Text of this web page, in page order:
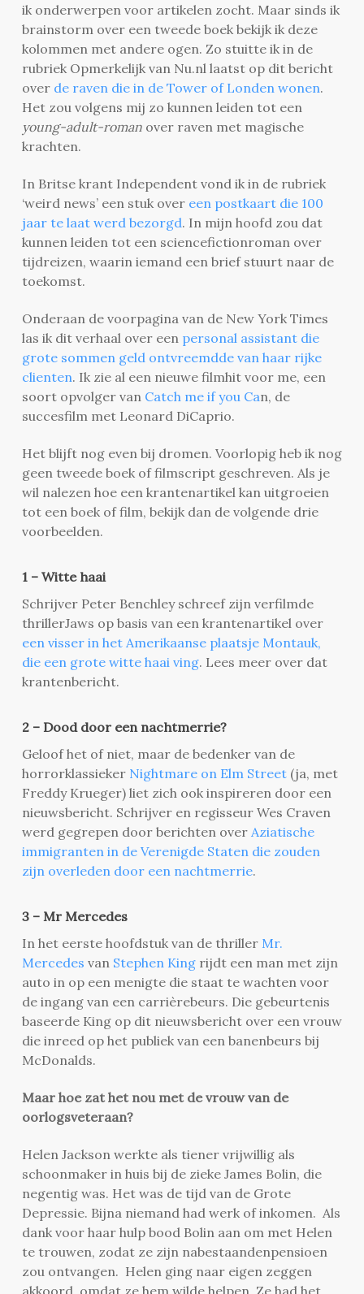
ik onderwerpen voor artikelen zocht. Maar sinds ik
brainstorm over een tweede boek bekijk ik deze
kolommen met andere ogen. Zo stuitte ik in de
rubriek Opmerkelijk van Nu.nl laatst op dit bericht
over de raven die in de Tower of Londen wonen.
Het zou volgens mij zo kunnen leiden tot een
young-adult-romanover raven met magische
krachten.
In Britse krant Independent vond ik in de rubriek
‘weird news’ een stuk over een postkaart die 100
jaar te laat werd bezorgd. In mijn hoofd zou dat
kunnen leiden tot een sciencefictionroman over
tijdreizen, waarin iemand een brief stuurt naar de
toekomst.
Onderaan de voorpagina van de New York Times
las ik dit verhaal over een personal assistant die
grote sommen geld ontvreemdde van haar rijke
clienten. Ik zie al een nieuwe filmhit voor me, een
soort opvolger van Catch me if you Can, de
succesfilm met Leonard DiCaprio.
Het blijft nog even bij dromen. Voorlopig heb ik nog
geen tweede boek of filmscript geschreven. Als je
wil nalezen hoe een krantenartikel kan uitgroeien
tot een boek of film, bekijk dan de volgende drie
voorbeelden.
1 – Witte haai
Schrijver Peter Benchley schreef zijn verfilmde
thrillerJaws op basis van een krantenartikel over
een visser in het Amerikaanse plaatsje Montauk,
die een grote witte haai ving. Lees meer over dat
krantenbericht.
2 – Dood door een nachtmerrie?
Geloof het of niet, maar de bedenker van de
horrorklassieker Nightmare on Elm Street(ja, met
Freddy Krueger) liet zich ook inspireren door een
nieuwsbericht. Schrijver en regisseur Wes Craven
werd gegrepen door berichten over Aziatische
immigranten in de Verenigde Staten die zouden
zijn overleden door een nachtmerrie.
3 – Mr Mercedes
In het eerste hoofdstuk van de thriller Mr.
Mercedes van Stephen Kingrijdt een man met zijn
auto in op een menigte die staat te wachten voor
de ingang van een carrièrebeurs. Die gebeurtenis
baseerde King op dit nieuwsbericht over een vrouw
die inreed op het publiek van een banenbeurs bij
McDonalds.
Maar hoe zat het nou met de vrouw van de
oorlogsveteraan?
Helen Jackson werkte als tiener vrijwillig als
schoonmaker in huis bij de zieke James Bolin, die
negentig was. Het was de tijd van de Grote
Depressie. Bijna niemand had werk of inkomen. Als
dank voor haar hulp bood Bolin aan om met Helen
te trouwen, zodat ze zijn nabestaandenpensioen
zou ontvangen. Helen ging naar eigen zeggen
akkoord, omdat ze hem wilde helpen. Ze had het